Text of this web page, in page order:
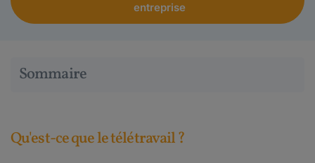
entreprise
Sommaire
Qu'est-ce que le télétravail ?